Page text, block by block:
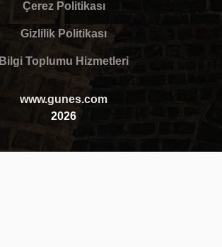
Çerez Politikası
Gizlilik Politikası
Bilgi Toplumu Hizmetleri
www.gunes.com
2026